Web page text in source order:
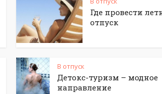
Где провести
отпуск
В отпуск
Детокс-туризм – модное
направление